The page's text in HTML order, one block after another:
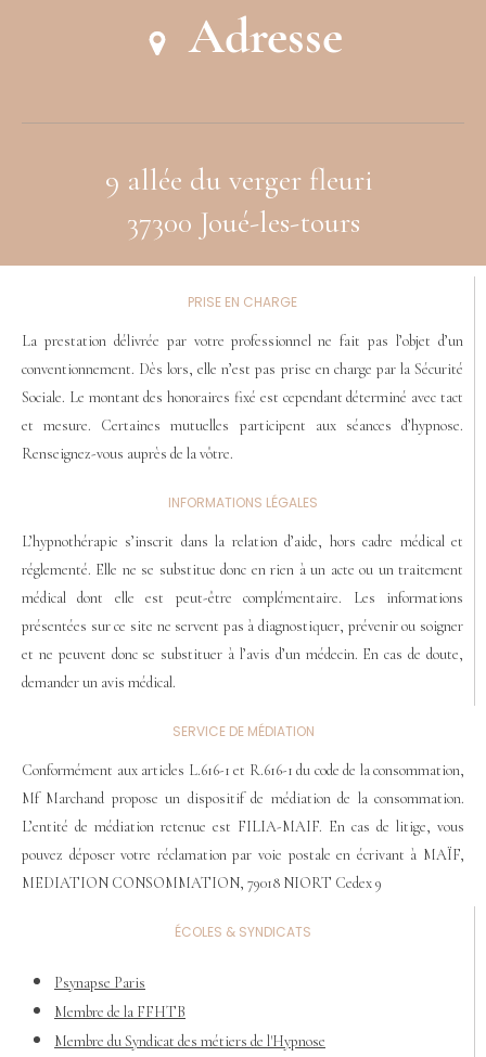
Adresse
9 allée du verger fleuri
37300 Joué-les-tours
PRISE EN CHARGE
La prestation délivrée par votre professionnel ne fait pas l’objet d’un
conventionnement. Dès lors, elle n’est pas prise en charge par la Sécurité
Sociale. Le montant des honoraires fixé est cependant déterminé avec tact
et mesure. Certaines mutuelles participent aux séances d’hypnose.
Renseignez-vous auprès de la vôtre.
INFORMATIONS LÉGALES
L’hypnothérapie s’inscrit dans la relation d’aide, hors cadre médical et
réglementé. Elle ne se substitue donc en rien à un acte ou un traitement
médical dont elle est peut-être complémentaire. Les informations
présentées sur ce site ne servent pas à diagnostiquer, prévenir ou soigner
et ne peuvent donc se substituer à l’avis d’un médecin. En cas de doute,
demander un avis médical.
SERVICE DE MÉDIATION
Conformément aux articles L.616-1 et R.616-1 du code de la consommation,
Mf Marchand propose un dispositif de médiation de la consommation.
L’entité de médiation retenue est FILIA-MAIF. En cas de litige, vous
pouvez déposer votre réclamation par voie postale en écrivant à MAÏF,
MEDIATION CONSOMMATION, 79018 NIORT Cedex 9
ÉCOLES & SYNDICATS
Psynapse Paris
Membre de la FFHTB
Membre du Syndicat des métiers de l'Hypnose